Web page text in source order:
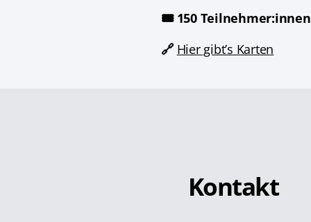
🎟️ 150 Teilnehmer:innen
🔗 Hier gibt’s Karten
Kontakt